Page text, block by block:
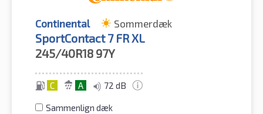
Continental Sommerdæk
SportContact 7 FR XL
245/40R18 97Y
C A 72 dB
Sammenlign dæk